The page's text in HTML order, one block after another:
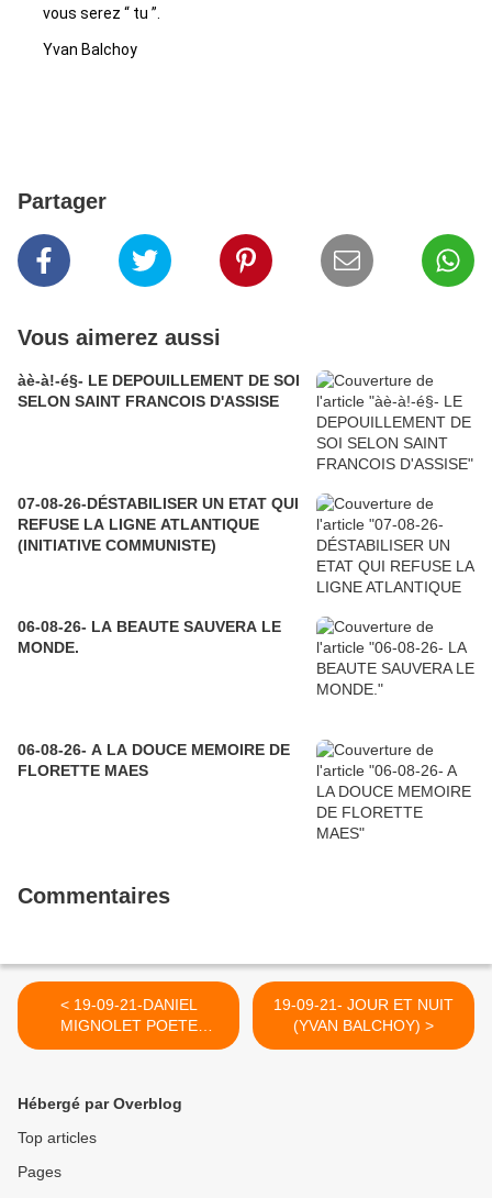
vous serez “ tu ”.
Yvan Balchoy
Partager
Vous aimerez aussi
àè-à!-é§- LE DEPOUILLEMENT DE SOI
SELON SAINT FRANCOIS D'ASSISE
07-08-26-DÉSTABILISER UN ETAT QUI
REFUSE LA LIGNE ATLANTIQUE
(INITIATIVE COMMUNISTE)
06-08-26- LA BEAUTE SAUVERA LE
MONDE.
06-08-26- A LA DOUCE MEMOIRE DE
FLORETTE MAES
Commentaires
< 19-09-21-DANIEL
MIGNOLET POETE
TROUBADOUR
19-09-21- JOUR ET NUIT
(YVAN BALCHOY) >
Hébergé par Overblog
Top articles
Pages